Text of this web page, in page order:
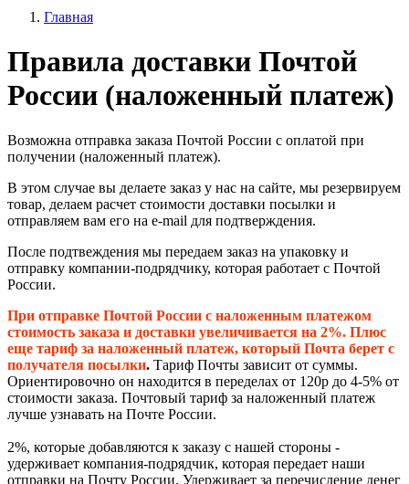
Главная
Правила доставки Почтой
России (наложенный платеж)
Возможна отправка заказа Почтой России с оплатой при
получении (наложенный платеж).
В этом случае вы делаете заказ у нас на сайте, мы резервируем
товар, делаем расчет стоимости доставки посылки и
отправляем вам его на e-mail для подтверждения.
После подтвеждения мы передаем заказ на упаковку и
отправку компании-подрядчику, которая работает с Почтой
России.
При отправке Почтой России с наложенным платежом
стоимость заказа и доставки увеличивается на 2%. Плюс
еще тариф за наложенный платеж, который Почта берет с
получателя посылки. Тариф Почты зависит от суммы.
Ориентировочно он находится в переделах от 120р до 4-5% от
стоимости заказа. Почтовый тариф за наложенный платеж
лучше узнавать на Почте России.
2%, которые добавляются к заказу с нашей стороны -
удерживает компания-подрядчик, которая передает наши
отправки на Почту России. Удерживает за перечисление денег